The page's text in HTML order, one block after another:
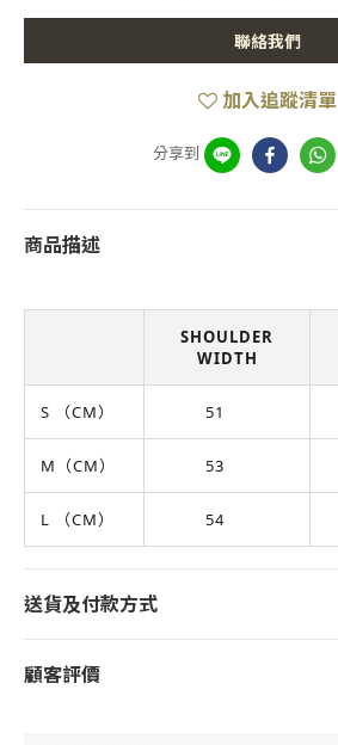
聯絡我們
加入追蹤清單
分享到
商品描述
SHOULDER
WIDTH
S （CM） 51
M（CM） 53
L （CM） 54
送貨及付款方式
顧客評價